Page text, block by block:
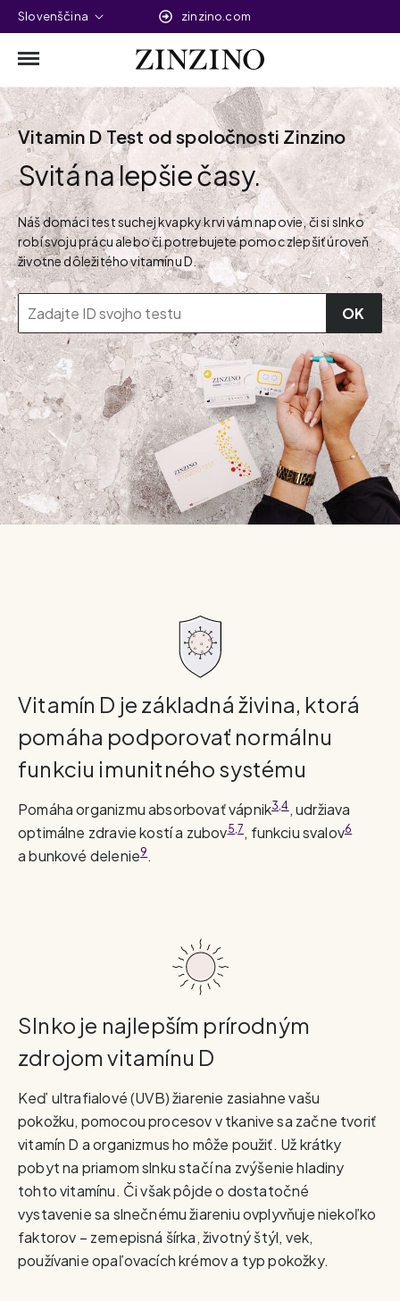
Slovenščina zinzino.com
Vitamin D Test od spoločnosti Zinzino
Svitá na lepšie časy.
Náš domáci test suchej kvapky krvi vám napovie, či si slnko
robí svoju prácu alebo či potrebujete pomoc zlepšiť úroveň
životne dôležitého vitamínu D.
OK
Vitamín D je základná živina, ktorá
pomáha podporovať normálnu
funkciu imunitného systému
Pomáha organizmu absorbovať vápnik3,4, udržiava
optimálne zdravie kostí a zubov5,7, funkciu svalov6
a bunkové delenie9.
Slnko je najlepším prírodným
zdrojom vitamínu D
Keď ultrafialové (UVB) žiarenie zasiahne vašu
pokožku, pomocou procesov v tkanive sa začne tvoriť
vitamín D a organizmus ho môže použiť. Už krátky
pobyt na priamom slnku stačí na zvýšenie hladiny
tohto vitamínu. Či však pôjde o dostatočné
vystavenie sa slnečnému žiareniu ovplyvňuje niekoľko
faktorov – zemepisná šírka, životný štýl, vek,
používanie opaľovacích krémov a typ pokožky.